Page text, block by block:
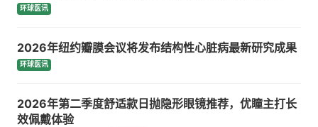
环球医讯
2026年纽约瓣膜会议将发布结构性心脏病最新研究成果
环球医讯
2026年第二季度舒适款日抛隐形眼镜推荐，优瞳主打长
效佩戴体验